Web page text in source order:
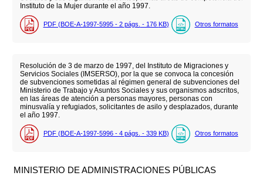
Instituto de la Mujer durante el año 1997.
PDF (BOE-A-1997-5995 - 2 págs. - 176 KB) Otros formatos
Resolución de 3 de marzo de 1997, del Instituto de Migraciones y
Servicios Sociales (IMSERSO), por la que se convoca la concesión
de subvenciones sometidas al régimen general de subvenciones del
Ministerio de Trabajo y Asuntos Sociales y sus organismos adscritos,
en las áreas de atención a personas mayores, personas con
minusvalía y refugiados, solicitantes de asilo y desplazados, durante
el año 1997.
PDF (BOE-A-1997-5996 - 4 págs. - 339 KB) Otros formatos
MINISTERIO DE ADMINISTRACIONES PÚBLICAS